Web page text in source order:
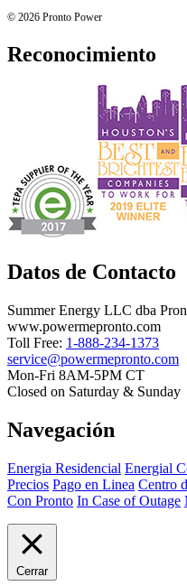
© 2026 Pronto Power
Reconocimiento
Datos de Contacto
Summer Energy LLC dba
www.powermepronto.com
Toll Free: 1-888-234-1373
service@powermepronto.com
Mon-Fri 8AM-5PM CT
Closed on Saturday & Sunday
Navegación
Energia Residencial Energial
Precios Pago en Linea Centro
Con Pronto In Case of Outage
Cerrar